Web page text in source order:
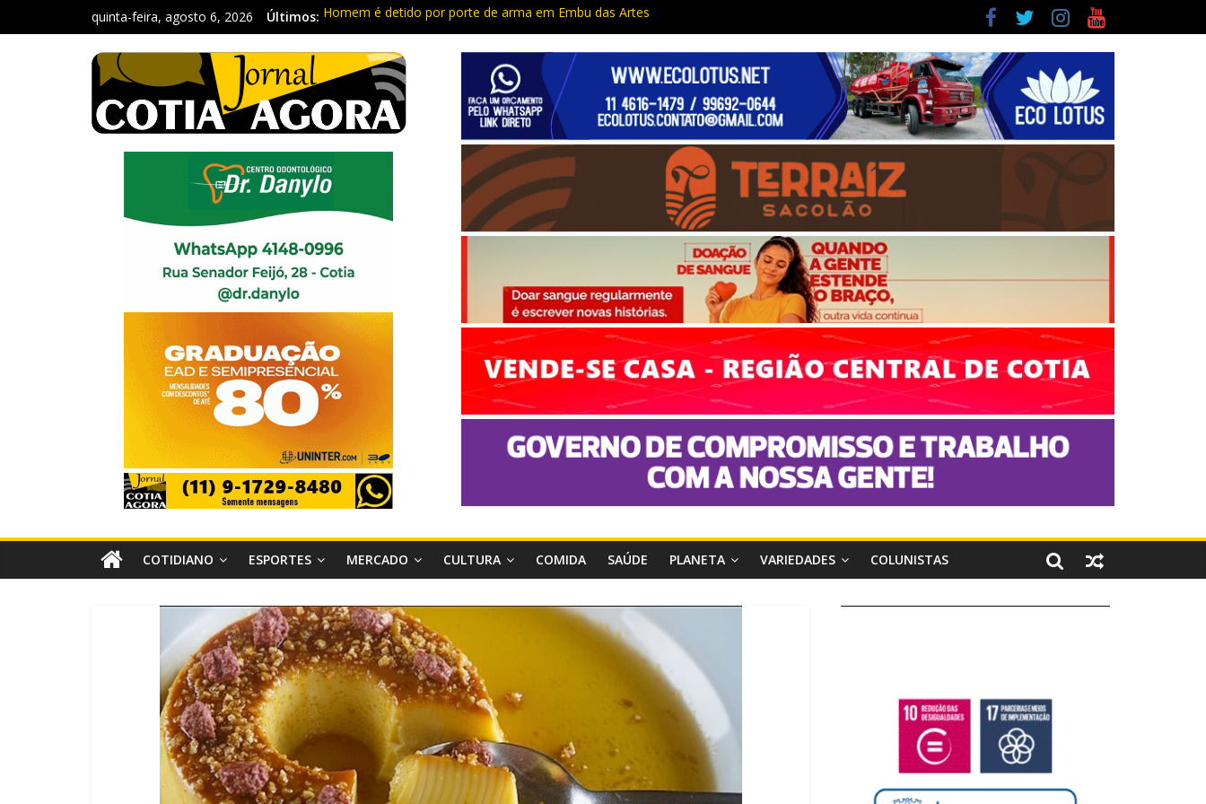
quinta-feira, agosto 6, 2026 Últimos: Homem é detido por porte de arma em Embu das Artes
Carretas da Capacitação trazem cursos gratuitos para Cotia e Vargem Grande
Traficante é preso com quase 400 porções de drogas no Jardim Rosemeire
Radares de Cotia vão passar por manutenção e vias serão interditadas
PM prende homem com grande quantidade de entorpecentes em Itapevi
COTIDIANO ESPORTES MERCADO CULTURA COMIDA SAÚDE PLANETA VARIEDADES COLUNISTAS